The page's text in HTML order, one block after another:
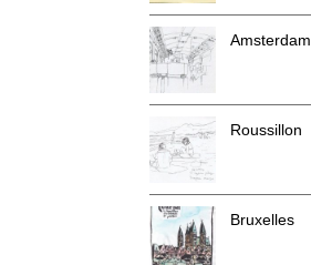
Amsterdam
Roussillon
Bruxelles